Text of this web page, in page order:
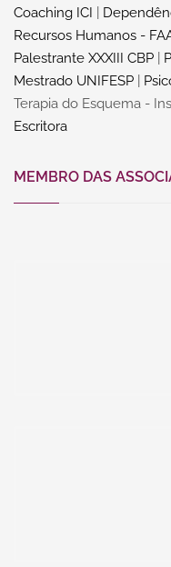
Coaching ICI
Recursos Humanos -
Palestrante XXXIII CBP
Mestrado UNIFESP
Terapia do Esquema -
Escritora
MEMBRO DAS